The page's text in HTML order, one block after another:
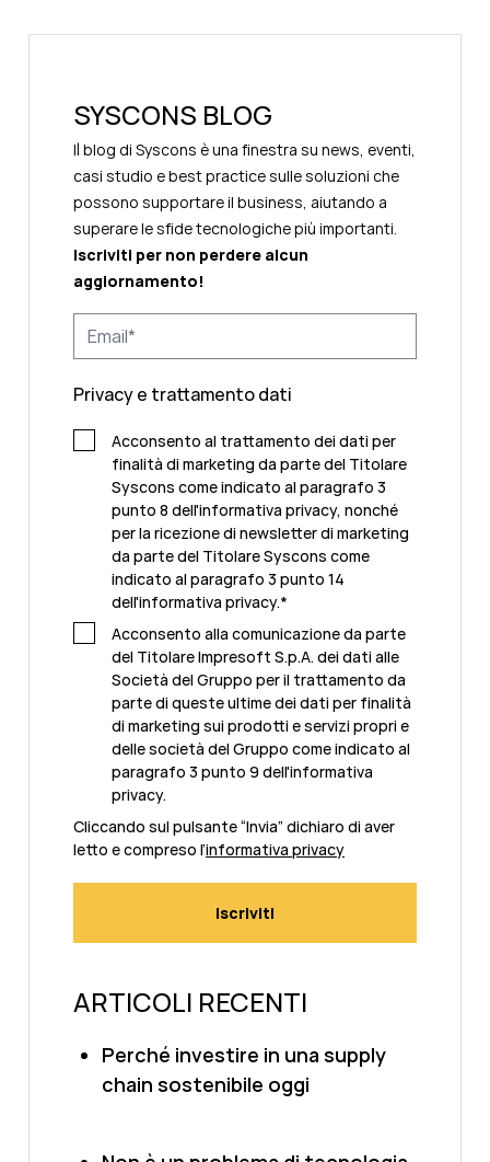
SYSCONS BLOG
Il blog di Syscons è una finestra su news, eventi,
casi studio e best practice sulle soluzioni che
possono supportare il business, aiutando a
superare le sfide tecnologiche più importanti.
Iscriviti per non perdere alcun
aggiornamento!
Privacy e trattamento dati
Acconsento al trattamento dei dati per
finalità di marketing da parte del Titolare
Syscons come indicato al paragrafo 3
punto 8 dell'informativa privacy, nonché
per la ricezione di newsletter di marketing
da parte del Titolare Syscons come
indicato al paragrafo 3 punto 14
dell'informativa privacy.*
Acconsento alla comunicazione da parte
del Titolare Impresoft S.p.A. dei dati alle
Società del Gruppo per il trattamento da
parte di queste ultime dei dati per finalità
di marketing sui prodotti e servizi propri e
delle società del Gruppo come indicato al
paragrafo 3 punto 9 dell'informativa
privacy.
Cliccando sul pulsante “Invia” dichiaro di aver
letto e compreso l’informativa privacy
ARTICOLI RECENTI
Perché investire in una supply
chain sostenibile oggi